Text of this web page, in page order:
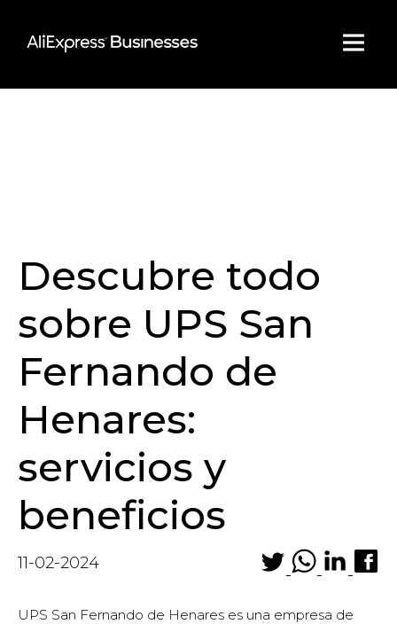
content
Descubre todo
sobre UPS San
Fernando de
Henares:
servicios y
beneficios
11-02-2024
UPS San Fernando de Henares es una empresa de